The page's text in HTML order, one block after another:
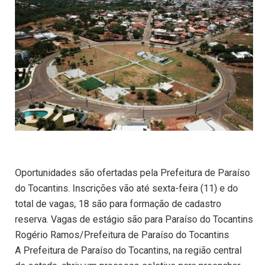
Oportunidades são ofertadas pela Prefeitura de Paraíso
do Tocantins. Inscrições vão até sexta-feira (11) e do
total de vagas, 18 são para formação de cadastro
reserva. Vagas de estágio são para Paraíso do Tocantins
Rogério Ramos/Prefeitura de Paraíso do Tocantins
A Prefeitura de Paraíso do Tocantins, na região central